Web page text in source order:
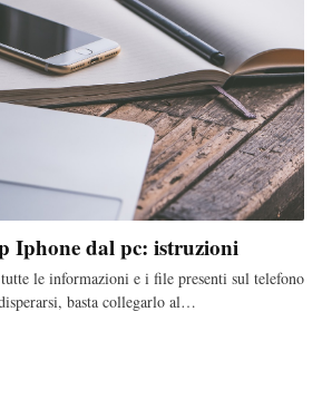
Iphone dal pc: istruzioni
le informazioni e i file presenti sul telefono
basta collegarlo al…